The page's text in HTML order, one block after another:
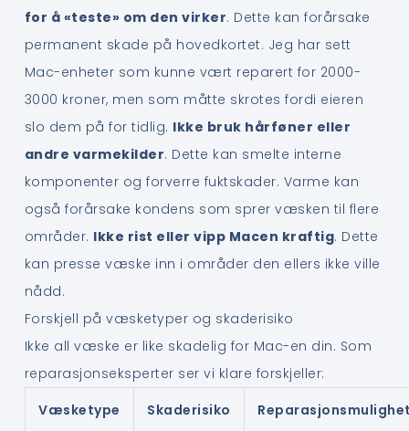
for å «teste» om den virker. Dette kan forårsake
permanent skade på hovedkortet. Jeg har sett
Mac-enheter som kunne vært reparert for 2000-
3000 kroner, men som måtte skrotes fordi eieren
slo dem på for tidlig. Ikke bruk hårføner eller
andre varmekilder. Dette kan smelte interne
komponenter og forverre fuktskader. Varme kan
også forårsake kondens som sprer væsken til flere
områder. Ikke rist eller vipp Macen kraftig. Dette
kan presse væske inn i områder den ellers ikke ville
nådd.
Forskjell på væsketyper og skaderisiko
Ikke all væske er like skadelig for Mac-en din. Som
reparasjonseksperter ser vi klare forskjeller:
Væsketype
Skaderisiko